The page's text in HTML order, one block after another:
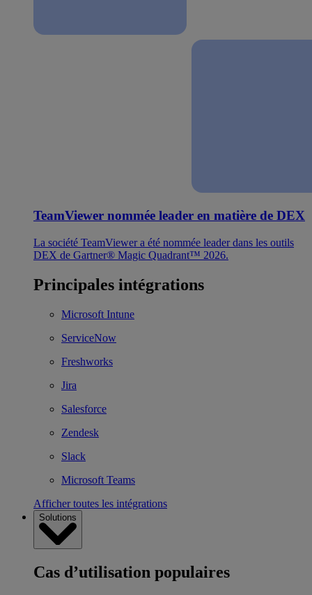
TeamViewer nommée leader en matière de DEX
La société TeamViewer a été nommée leader dans les outils
DEX de Gartner® Magic Quadrant™ 2026.
Principales intégrations
Microsoft Intune
ServiceNow
Freshworks
Jira
Salesforce
Zendesk
Slack
Microsoft Teams
Afficher toutes les intégrations
Solutions
Cas d’utilisation populaires